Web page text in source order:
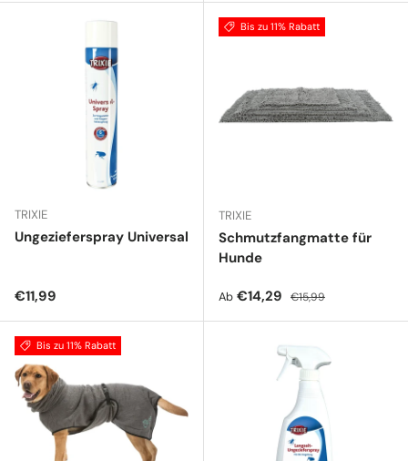
TRIXIE
Ungezieferspray Universal
Normaler Preis
€11,99
Bis zu 11% Rabatt
TRIXIE
Schmutzfangmatte für
Hunde
Verkaufspreis
Ab €14,29 Normaler Preis
€15,99
Bis zu 11% Rabatt